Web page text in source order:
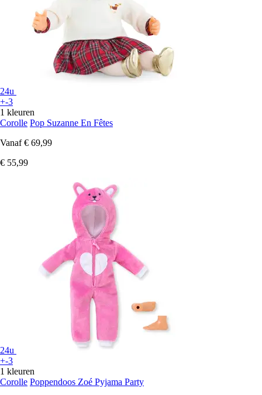
24u
+-3
1 kleuren
Corolle Pop Suzanne En Fêtes
Vanaf € 69,99
€ 55,99
24u
+-3
1 kleuren
Corolle Poppendoos Zoé Pyjama Party